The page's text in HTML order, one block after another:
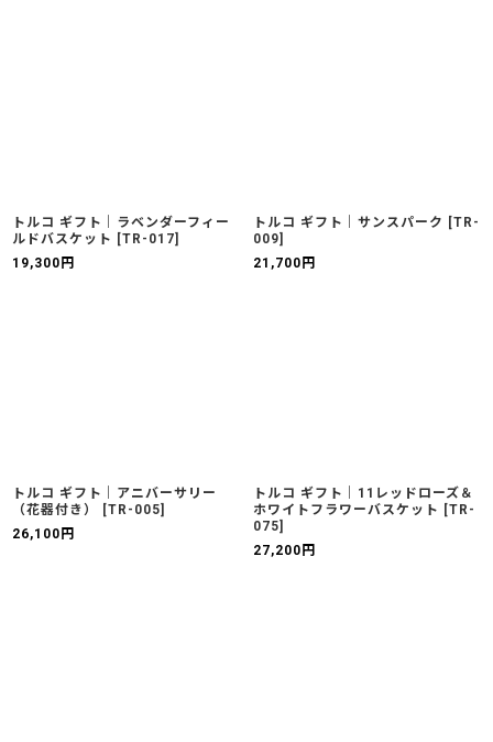
トルコ ギフト｜ラベンダーフィー
ルドバスケット
[TR-017]
19,300 円
トルコ ギフト｜サンスパーク [TR-
009]
21,700 円
トルコ ギフト｜アニバーサリー
（花器付き）
[TR-005]
26,100 円
トルコ ギフト｜11レッドローズ＆
ホワイトフラワーバスケット
[TR-
075]
27,200 円